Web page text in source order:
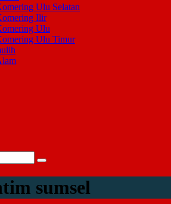
Ulu Selatan
Ilir
Ulu
Ulu Timur
sumsel